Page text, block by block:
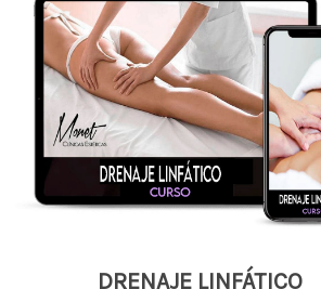
DRENAJE LINFÁTICO